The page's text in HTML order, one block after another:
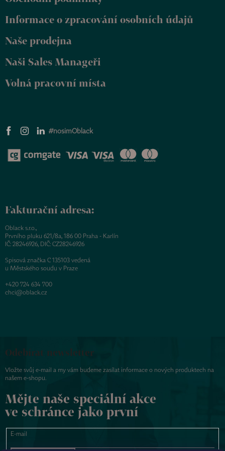
Informace o zpracování osobních údajů
Naše prodejna
Naši Sales Manageři
Volná pracovní místa
#nosimOblack
Fakturační adresa:
Oblack s.r.o.,
Prvního pluku 621/8a, 186 00 Praha - Karlín
IČ: 28246926, DIČ: CZ28246926
Spisová značka C 135103 vedená
u Městského soudu v Praze
+420 724 634 700
chci@oblack.cz
Odebírat newsletter
Vložte svůj e-mail a my vám budeme zasílat informace o nových produktech na
našem e-shopu.
Mějte naše speciální akce
ve schránce jako první
E-mail